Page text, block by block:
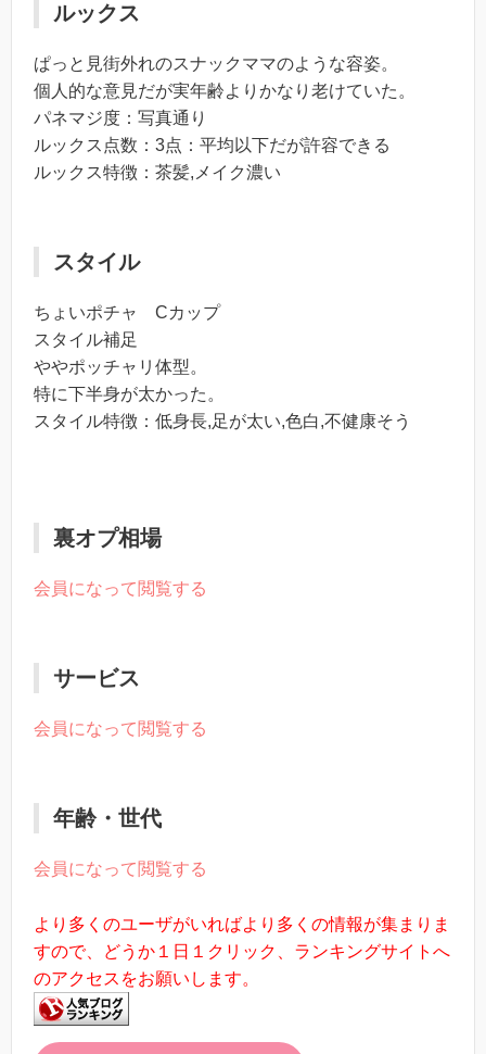
ルックス
ぱっと見街外れのスナックママのような容姿。
個人的な意見だが実年齢よりかなり老けていた。
パネマジ度：写真通り
ルックス点数：3点：平均以下だが許容できる
ルックス特徴：茶髪,メイク濃い
スタイル
ちょいポチャ Cカップ
スタイル補足
ややポッチャリ体型。
特に下半身が太かった。
スタイル特徴：低身長,足が太い,色白,不健康そう
裏オプ相場
会員になって閲覧する
サービス
会員になって閲覧する
年齢・世代
会員になって閲覧する
より多くのユーザがいればより多くの情報が集まりま
すので、どうか１日１クリック、ランキングサイトへ
のアクセスをお願いします。